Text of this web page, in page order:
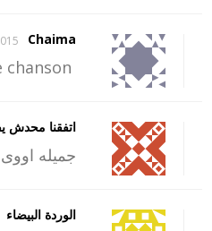
Chaima
اتفقنا محدش
جميله
الوردة البيضاء